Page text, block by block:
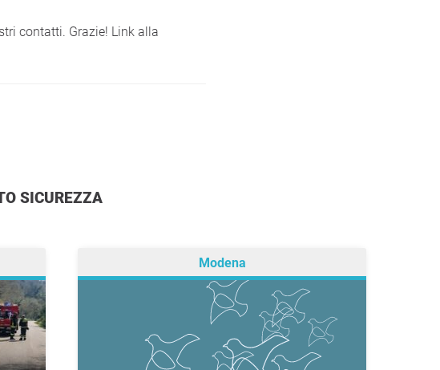
contatti. Grazie! Link alla
SICUREZZA
Modena